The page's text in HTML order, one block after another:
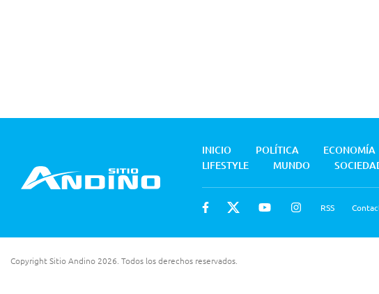
INICIO POLÍTICA ECONOMÍA
LIFESTYLE
MUNDO
RSS
Copyright Sitio Andino 2026. Todos los derechos reservados.